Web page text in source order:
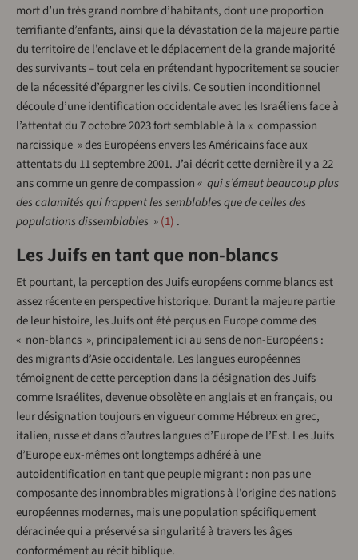
mort d’un très grand nombre d’habitants, dont une proportion
terrifiante d’enfants, ainsi que la dévastation de la majeure partie
du territoire de l’enclave et le déplacement de la grande majorité
des survivants – tout cela en prétendant hypocritement se soucier
de la nécessité d’épargner les civils. Ce soutien inconditionnel
découle d’une identification occidentale avec les Israéliens face à
l’attentat du 7 octobre 2023 fort semblable à la « compassion
narcissique » des Européens envers les Américains face aux
attentats du 11 septembre 2001. J’ai décrit cette dernière il y a 22
ans comme un genre de compassion« qui s’émeut beaucoup plus
des calamités qui frappent les semblables que de celles des
populations dissemblables » 1 .
Les Juifs en tant que non-blancs
Et pourtant, la perception des Juifs européens comme blancs est
assez récente en perspective historique. Durant la majeure partie
de leur histoire, les Juifs ont été perçus en Europe comme des
« non-blancs », principalement ici au sens de non-Européens :
des migrants d’Asie occidentale. Les langues européennes
témoignent de cette perception dans la désignation des Juifs
comme Israélites, devenue obsolète en anglais et en français, ou
leur désignation toujours en vigueur comme Hébreux en grec,
italien, russe et dans d’autres langues d’Europe de l’Est. Les Juifs
d’Europe eux-mêmes ont longtemps adhéré à une
autoidentification en tant que peuple migrant : non pas une
composante des innombrables migrations à l’origine des nations
européennes modernes, mais une population spécifiquement
déracinée qui a préservé sa singularité à travers les âges
conformément au récit biblique.